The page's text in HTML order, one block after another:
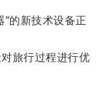
的新技术设备正
旅行过程进行优